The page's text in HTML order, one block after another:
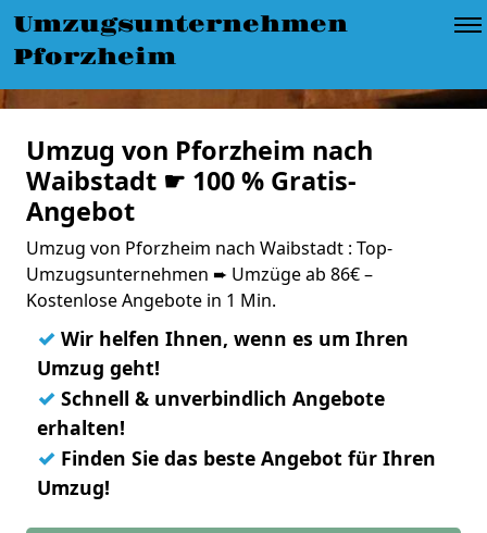
Umzugsunternehmen
Pforzheim
Umzug von Pforzheim nach
Waibstadt ☛ 100 % Gratis-
Angebot
Umzug von Pforzheim nach Waibstadt : Top-
Umzugsunternehmen ➨ Umzüge ab 86€ –
Kostenlose Angebote in 1 Min.
✓ Wir helfen Ihnen, wenn es um Ihren
Umzug geht!
✓ Schnell & unverbindlich Angebote
erhalten!
✓ Finden Sie das beste Angebot für Ihren
Umzug!